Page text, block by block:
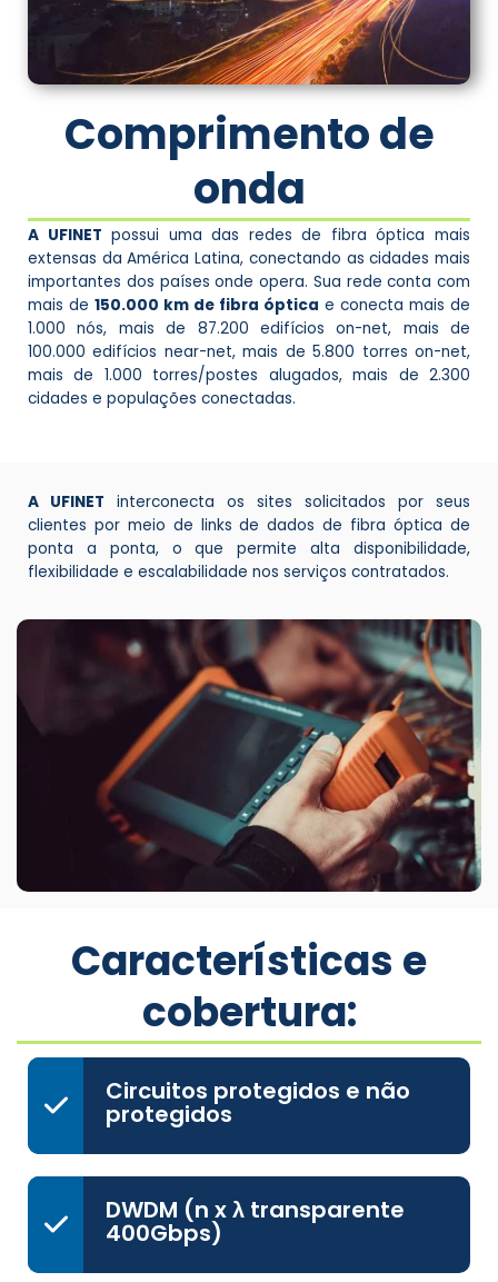
Comprimento de
onda
A UFINET possui uma das redes de fibra óptica mais
extensas da América Latina, conectando as cidades mais
importantes dos países onde opera. Sua rede conta com
mais de 150.000 km de fibra óptica e conecta mais de
1.000 nós, mais de 87.200 edifícios on-net, mais de
100.000 edifícios near-net, mais de 5.800 torres on-net,
mais de 1.000 torres/postes alugados, mais de 2.300
cidades e populações conectadas.
A UFINET interconecta os sites solicitados por seus
clientes por meio de links de dados de fibra óptica de
ponta a ponta, o que permite alta disponibilidade,
flexibilidade e escalabilidade nos serviços contratados.
Características e
cobertura:
Circuitos protegidos e não
protegidos
DWDM (n x λ transparente
400Gbps)